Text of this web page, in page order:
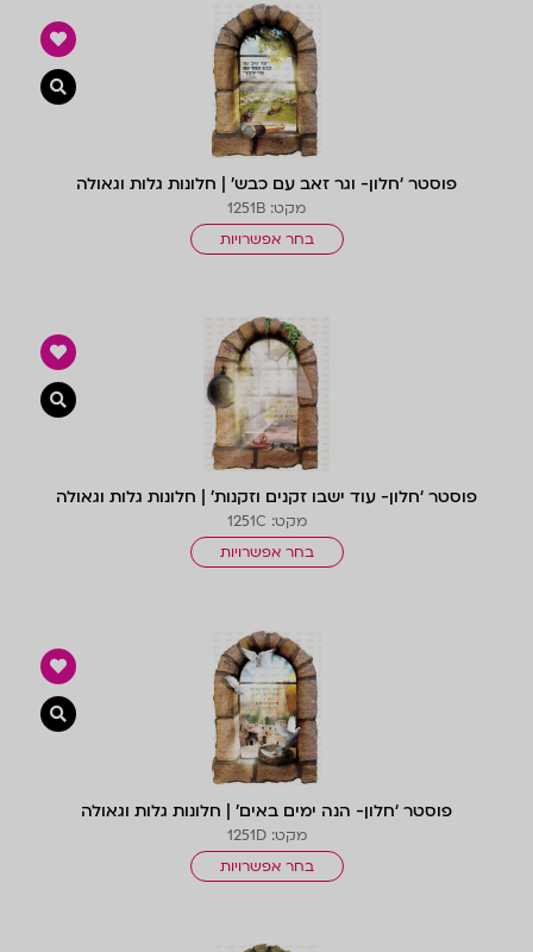
פוסטר ‘חלון- וגר זאב עם כבש’ | חלונות גלות וגאולה
מקט: 1251B
בחר אפשרויות
פוסטר ‘חלון- עוד ישבו זקנים וזקנות’ | חלונות גלות וגאולה
מקט: 1251C
בחר אפשרויות
פוסטר ‘חלון- הנה ימים באים’ | חלונות גלות וגאולה
מקט: 1251D
בחר אפשרויות